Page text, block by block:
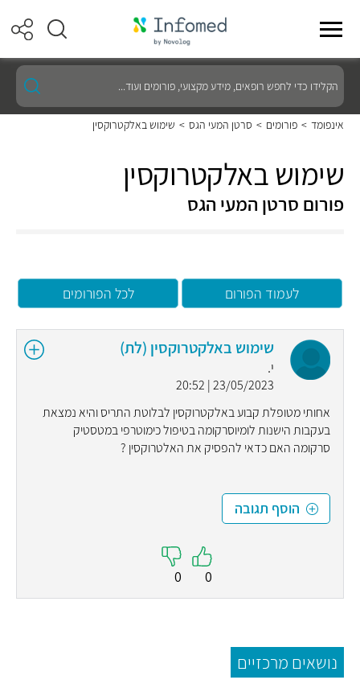
הקלידו
כדי
לחפש
רופאים,
מידע
ועוד...
אינפומד > פורומים > סרטן המעי הגס > שימוש באלקטרוקסין
שימוש באלקטרוקסין
פורום סרטן המעי הגס
לעמוד הפורום לכל הפורומים
שימוש באלקטרוקסין (לת)
י.
23/05/2023 | 20:52
אחותי מטופלת קבוע באלקטרוקסין לבלוטת התריס והיא נמצאת
בעקבות הישנות לומיוסרקומה בטיפול כימוטרפי במטסטיק
סרקומה האם כדאי להפסיק את האלטרוקסין ?
הוסף תגובה
0
0
נושאים מרכזיים